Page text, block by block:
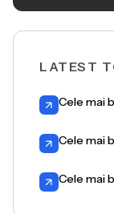
LATEST
Cele mai
Cele mai
Cele mai